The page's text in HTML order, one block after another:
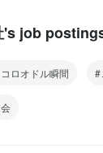
's job
ロオドル瞬間